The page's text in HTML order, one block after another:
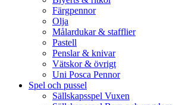
Färgpennor
Olja
Målardukar & stafflier
Pastell
Penslar & knivar
Vätskor & övrigt
Uni Posca Pennor
Spel och pussel
Sällskapsspel Vuxen